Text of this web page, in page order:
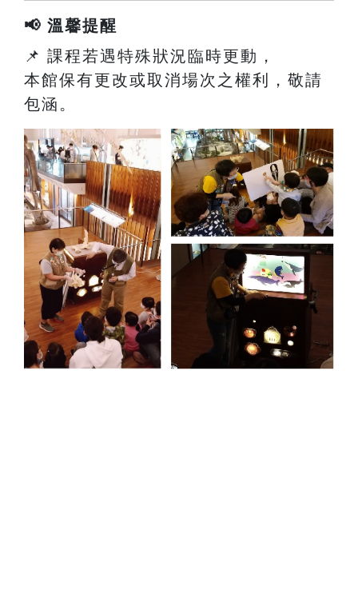
📢 溫馨提醒
📌 課程若遇特殊狀況臨時更動，
本館保有更改或取消場次之權利，敬請
包涵。